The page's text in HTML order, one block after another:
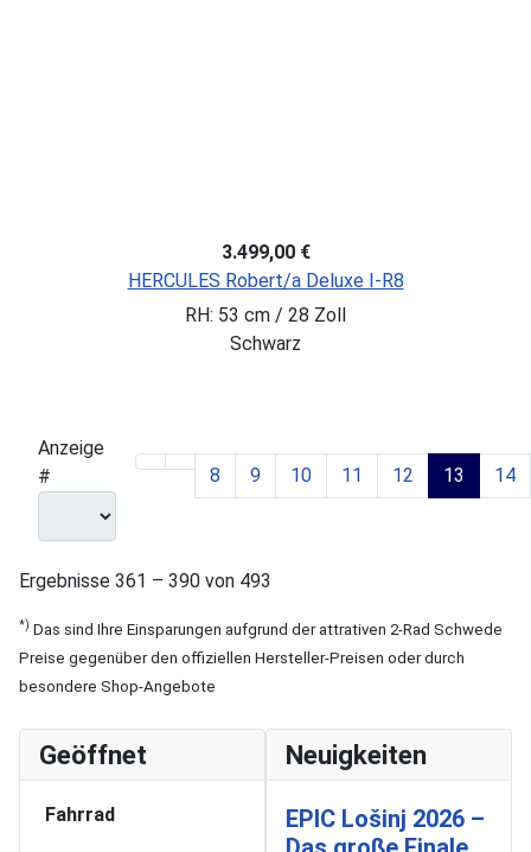
3.499,00 €
HERCULES Robert/a Deluxe I-R8
RH: 53 cm / 28 Zoll
Schwarz
Anzeige
#
8 9 10 11 12 13 14
Ergebnisse 361 – 390 von 493
*) Das sind Ihre Einsparungen aufgrund der attrativen 2-Rad Schwede
Preise gegenüber den offiziellen Hersteller-Preisen oder durch
besondere Shop-Angebote
Geöffnet
Fahrrad
Neuigkeiten
EPIC Lošinj 2026 –